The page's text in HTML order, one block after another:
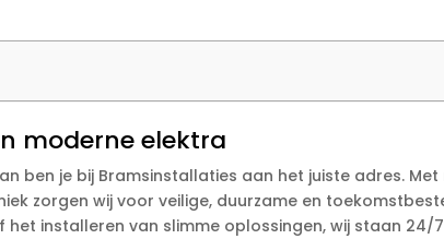
moderne elektra
ben je bij Bramsinstallaties aan het juiste adres. Met
zorgen wij voor veilige, duurzame en
installeren van slimme oplossingen, wij staan 24/